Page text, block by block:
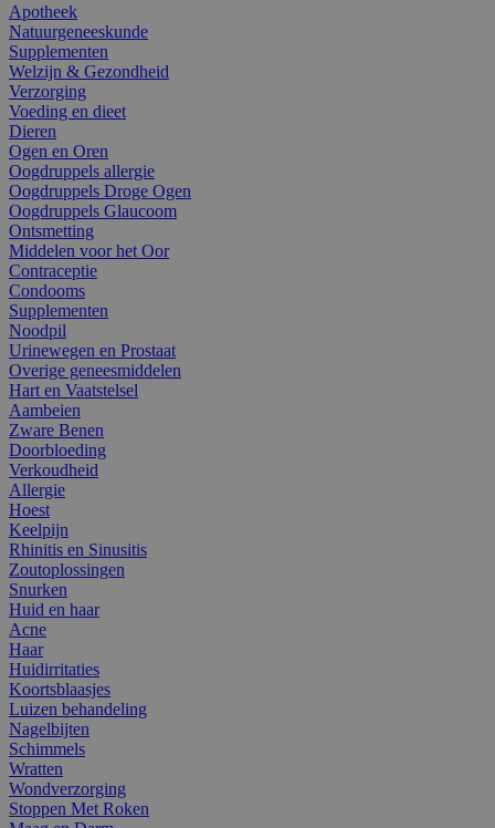
Apotheek
Natuurgeneeskunde
Supplementen
Welzijn & Gezondheid
Verzorging
Voeding en dieet
Dieren
Ogen en Oren
Oogdruppels allergie
Oogdruppels Droge Ogen
Oogdruppels Glaucoom
Ontsmetting
Middelen voor het Oor
Contraceptie
Condooms
Supplementen
Noodpil
Urinewegen en Prostaat
Overige geneesmiddelen
Hart en Vaatstelsel
Aambeien
Zware Benen
Doorbloeding
Verkoudheid
Allergie
Hoest
Keelpijn
Rhinitis en Sinusitis
Zoutoplossingen
Snurken
Huid en haar
Acne
Haar
Huidirritaties
Koortsblaasjes
Luizen behandeling
Nagelbijten
Schimmels
Wratten
Wondverzorging
Stoppen Met Roken